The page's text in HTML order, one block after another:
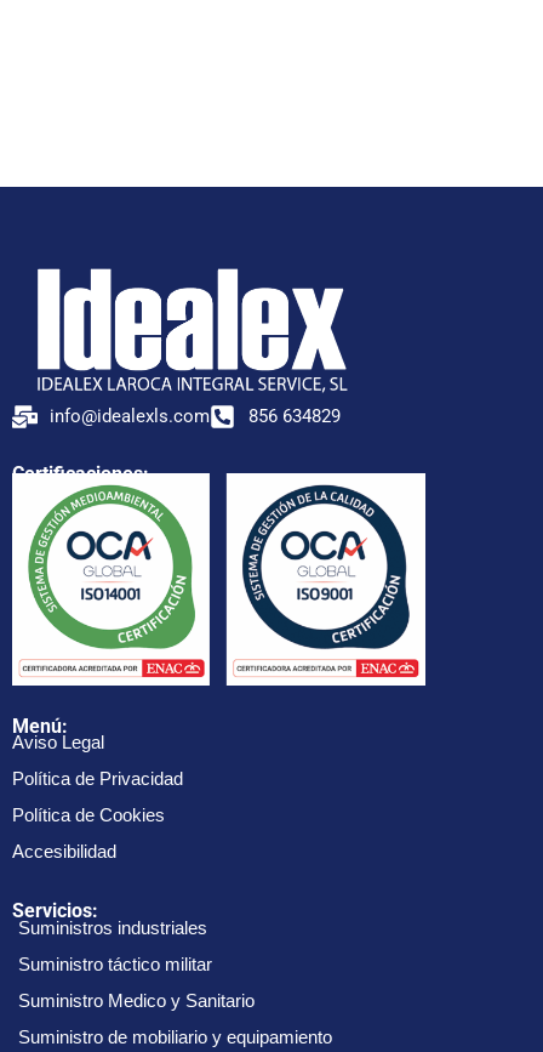
info@idealexls.com 856 634829
Certificaciones:
Menú:
Aviso Legal
Política de Privacidad
Política de Cookies
Accesibilidad
Servicios:
Suministros industriales
Suministro táctico militar
Suministro Medico y Sanitario
Suministro de mobiliario y equipamiento